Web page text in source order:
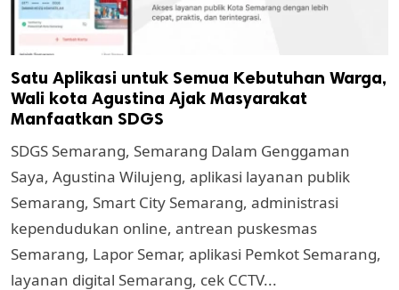
Satu Aplikasi untuk Semua Kebutuhan Warga,
Wali kota Agustina Ajak Masyarakat
Manfaatkan SDGS
SDGS Semarang, Semarang Dalam Genggaman
Saya, Agustina Wilujeng, aplikasi layanan publik
Semarang, Smart City Semarang, administrasi
kependudukan online, antrean puskesmas
Semarang, Lapor Semar, aplikasi Pemkot Semarang,
layanan digital Semarang, cek CCTV...